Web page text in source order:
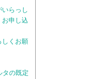
らっし
申し込
しくお願
タの既定